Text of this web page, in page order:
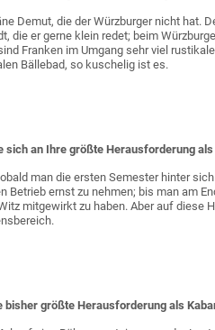
Demut, die der Würzburger nicht hat.
die er gerne klein redet; beim
Franken im Umgang sehr viel
Bällebad, so kuschelig ist es.
sich an Ihre größte Herausforderung als
man die ersten Semester hinter
Betrieb ernst zu nehmen; bis man am
mitgewirkt zu haben. Aber auf diese
bisher größte Herausforderung als